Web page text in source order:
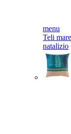
menu
Teli
natalizio